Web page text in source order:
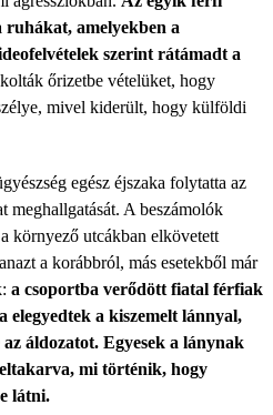
ruhákat, amelyekben a
szerint rátámadt a
őrizetbe vételüket, hogy
mivel kiderült, hogy külföldi
egész éjszaka folytatta az
meghallgatását. A beszámolók
környező utcákban elkövetett
a korábbról, más esetekből már
a csoportba verődött fiatal férfiak
elegyedtek a kiszemelt lánnyal,
áldozatot. Egyesek a lánynak
mi történik, hogy
látni.